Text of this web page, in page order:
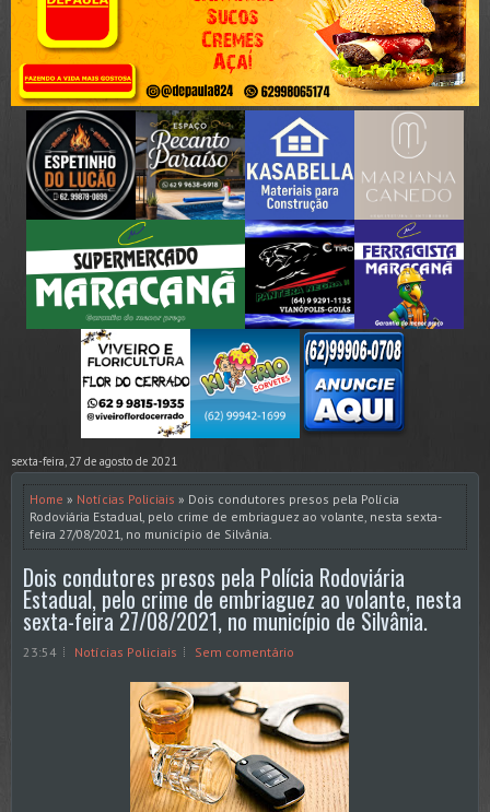
sexta-feira, 27 de agosto de 2021
Home » Notícias Policiais » Dois condutores presos pela Polícia
Rodoviária Estadual, pelo crime de embriaguez ao volante, nesta sexta-
feira 27/08/2021, no município de Silvânia.
Dois condutores presos pela Polícia Rodoviária
Estadual, pelo crime de embriaguez ao volante, nesta
sexta-feira 27/08/2021, no município de Silvânia.
23:54 Notícias Policiais Sem comentário